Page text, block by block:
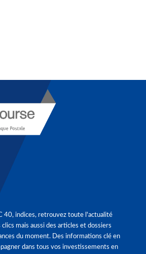
40, indices, retrouvez toute l'actualité
mais aussi des articles et dossiers
du moment. Des informations clé en
dans tous vos investissements en